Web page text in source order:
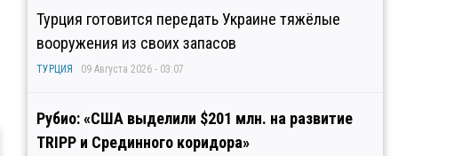
Турция готовится передать Украине тяжёлые
вооружения из своих запасов
ТУРЦИЯ 09 Августа 2026 - 03:07
Рубио: «США выделили $201 млн. на развитие
TRIPP и Срединного коридора»